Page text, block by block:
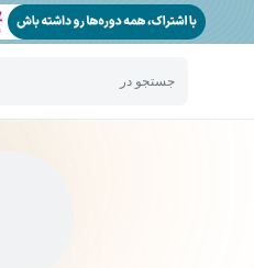
جستجو در